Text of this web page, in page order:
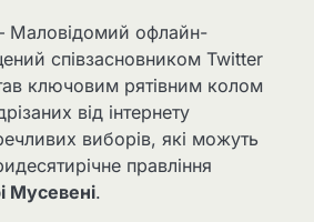
Маловідомий офлайн-
співзасновником Twitter
ключовим рятівним колом
від інтернету
виборів, які можуть
правління
Мусевені.